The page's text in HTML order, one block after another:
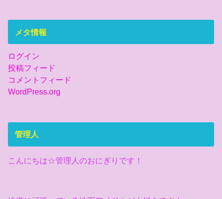
メタ情報
ログイン
投稿フィード
コメントフィード
WordPress.org
管理人
こんにちは☆管理人のおにぎりです！